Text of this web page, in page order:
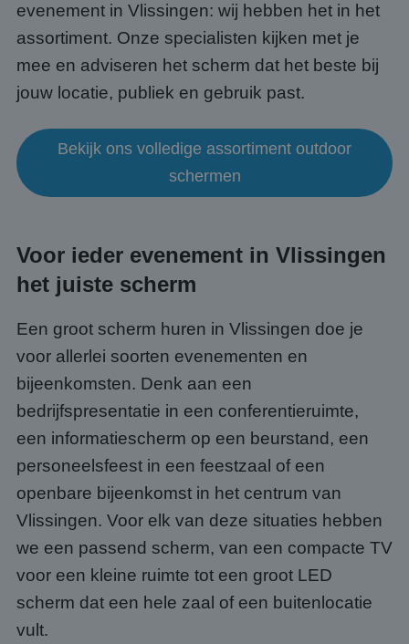
evenement in Vlissingen: wij hebben het in het
assortiment. Onze specialisten kijken met je
mee en adviseren het scherm dat het beste bij
jouw locatie, publiek en gebruik past.
Bekijk ons volledige assortiment outdoor
schermen
Voor ieder evenement in Vlissingen
het juiste scherm
Een groot scherm huren in Vlissingen doe je
voor allerlei soorten evenementen en
bijeenkomsten. Denk aan een
bedrijfspresentatie in een conferentieruimte,
een informatiescherm op een beurstand, een
personeelsfeest in een feestzaal of een
openbare bijeenkomst in het centrum van
Vlissingen. Voor elk van deze situaties hebben
we een passend scherm, van een compacte TV
voor een kleine ruimte tot een groot LED
scherm dat een hele zaal of een buitenlocatie
vult.